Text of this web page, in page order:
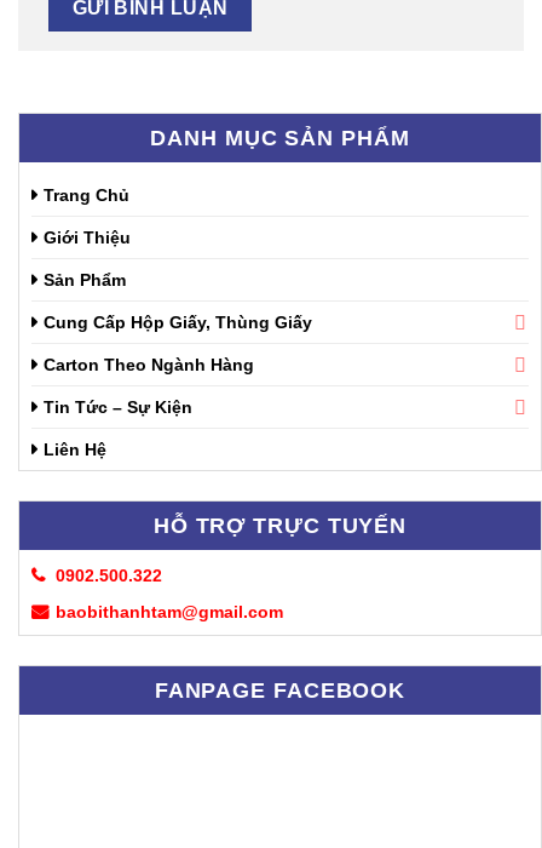
DANH MỤC SẢN PHẨM
Trang Chủ
Giới Thiệu
Sản Phẩm
Cung Cấp Hộp Giấy, Thùng Giấy
Carton Theo Ngành Hàng
Tin Tức – Sự Kiện
Liên Hệ
HỖ TRỢ TRỰC TUYẾN
0902.500.322
baobithanhtam@gmail.com
FANPAGE FACEBOOK